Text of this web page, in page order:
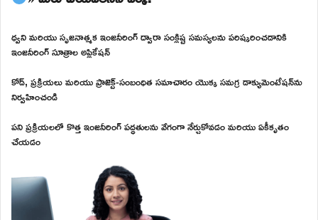
ధ్వని మరియు సృజనాత్మక ఇంజనీరింగ్ ద్వారా సంక్లిష్ట సమస్యలను పరిష్కరించడానికి
ఇంజనీరింగ్ సూత్రాల అప్లికేషన్
కోడ్, ప్రక్రియలు మరియు ప్రాజెక్ట్-సంబంధిత సమాచారం యొక్క సమగ్ర డాక్యుమెంటేషన్‌ను
నిర్వహించండి
పని ప్రక్రియలలో కొత్త ఇంజనీరింగ్ పద్ధతులను వేగంగా నేర్చుకోవడం మరియు ఏకీకృతం
చేయడం